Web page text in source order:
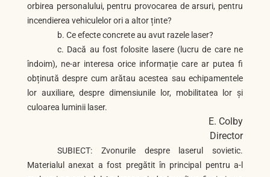
orbirea personalului, pentru provocarea de arsuri, pentru
incendierea vehiculelor ori a altor ținte?
b. Ce efecte concrete au avut razele laser?
c. Dacă au fost folosite lasere (lucru de care ne
îndoim), ne-ar interesa orice informație care ar putea fi
obținută despre cum arătau acestea sau echipamentele
lor auxiliare, despre dimensiunile lor, mobilitatea lor și
culoarea luminii laser.
E. Colby
Director
SUBIECT: Zvonurile despre laserul sovietic.
Materialul anexat a fost pregătit în principal pentru a-l